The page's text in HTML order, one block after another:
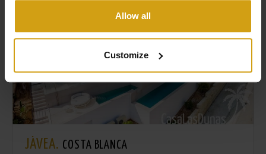
Allow all
Customize
JÁVEA. COSTA BLANCA